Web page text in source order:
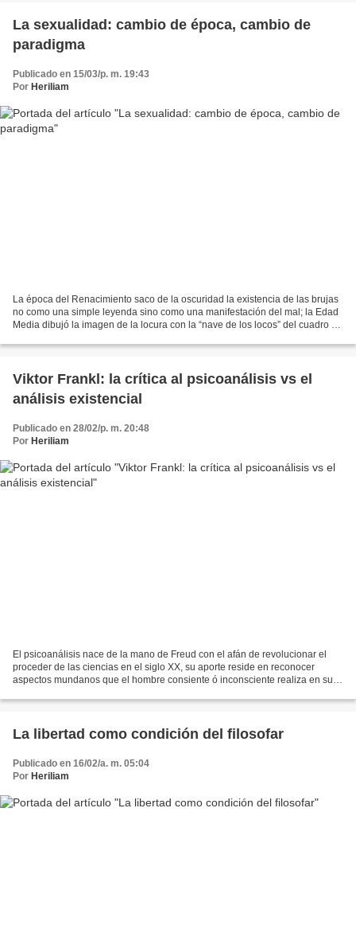
La sexualidad: cambio de época, cambio de
paradigma
Publicado en 15/03/p. m. 19:43
Por Heriliam
La época del Renacimiento saco de la oscuridad la existencia de las brujas
no como una simple leyenda sino como una manifestación del mal; la Edad
Media dibujó la imagen de la locura con la “nave de los locos” del cuadro de
Viktor Frankl: la crítica al psicoanálisis vs el
análisis existencial
Publicado en 28/02/p. m. 20:48
Por Heriliam
El psicoanálisis nace de la mano de Freud con el afán de revolucionar el
proceder de las ciencias en el siglo XX, su aporte reside en reconocer
aspectos mundanos que el hombre consiente ó inconsciente realiza en su
La libertad como condición del filosofar
Publicado en 16/02/a. m. 05:04
Por Heriliam